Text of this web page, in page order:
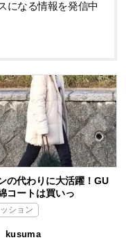
になる情報を発信中
の代わりに大活躍！GU
コートは買いっ
ション
kusuma